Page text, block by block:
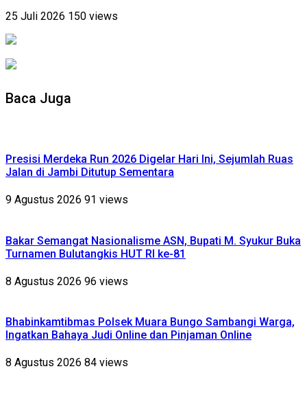
25 Juli 2026 150 views
Baca Juga
Presisi Merdeka Run 2026 Digelar Hari Ini, Sejumlah Ruas
Jalan di Jambi Ditutup Sementara
9 Agustus 2026 91 views
Bakar Semangat Nasionalisme ASN, Bupati M. Syukur Buka
Turnamen Bulutangkis HUT RI ke-81
8 Agustus 2026 96 views
Bhabinkamtibmas Polsek Muara Bungo Sambangi Warga,
Ingatkan Bahaya Judi Online dan Pinjaman Online
8 Agustus 2026 84 views